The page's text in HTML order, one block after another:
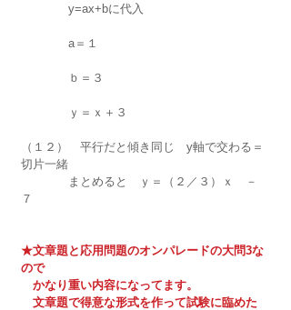
y=ax+bに代入
a＝１
ｂ＝３
ｙ＝ｘ＋３
（１２）　平行だと傾き同じ　y軸で交わる＝
切片一緒
まとめると　ｙ＝（２／３）ｘ　－
７
★文章題と応用問題のオンパレードの大問3な
ので
かなり重い内容になってます。
文章題で得意な形式を作って試験に臨めた